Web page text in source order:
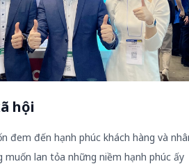
hội
đem đến hạnh phúc khách hàng và
lan tỏa những niềm hạnh phúc ấy